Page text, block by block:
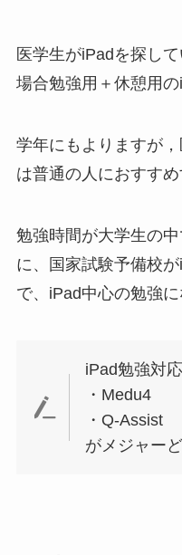
医学生がiPadを探し
場合勉強用＋休憩用
学年にもよりますが
は普通の人におすす
勉強時間が大学生の
に、
国家試験予備校
で、iPad中心の勉強に
iPad勉強対
・Medu4
・Q-Assist
がメジャー